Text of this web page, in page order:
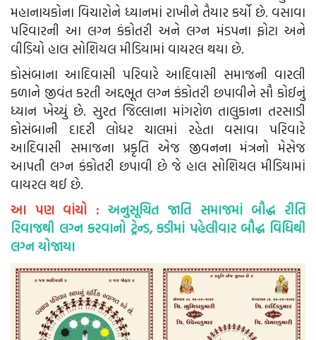
મહાનાયકોના વિચારોને ધ્યાનમાં રાખીને તૈયાર કર્યો છે. વસાવા
પરિવારની આ લગ્ન કંકોતરી અને લગ્ન મંડપના ફોટા અને
વીડિયો હાલ સોશિયલ મીડિયામાં વાયરલ થયા છે.
કોસંબાના આદિવાસી પરિવારે આદિવાસી સમાજની વારલી
કળાને જીવંત કરતી અદ્દભૂત લગ્ન કંકોતરી છપાવીને સૌ કોઈનું
ધ્યાન ખેચ્યું છે. સુરત જિલ્લાના માંગરોળ તાલુકાના તરસાડી
કોસંબાની દાદરી લોધર ચાલમાં રહેતા વસાવા પરિવારે
આદિવાસી સમાજના પ્રકૃતિ એજ જીવનના મંત્રનો મેસેજ
આપતી લગ્ન કંકોતરી છપાવી છે જે હાલ સોશિયલ મીડિયામાં
વાયરલ થઈ છે.
આ પણ વાંચો : અનુસૂચિત જાતિ સમાજમાં બૌદ્ધ રીતિ
રિવાજથી લગ્ન કરવાનો ટ્રેન્ડ, કડીમાં પહેલીવાર બૌદ્ધ વિધિથી
લગ્ન યોજાયા